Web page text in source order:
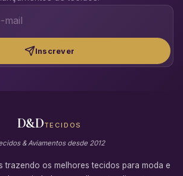
Inscrever
D&DTECIDOS
& Aviamentos desde 2012
trazendo os melhores tecidos para moda e